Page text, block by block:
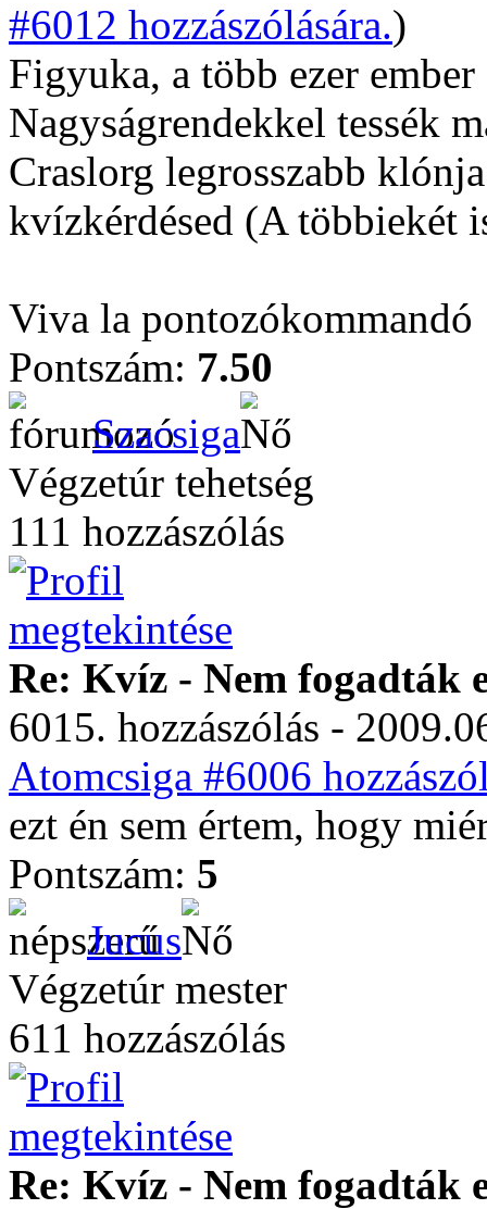
#6012 hozzászólására.)
Figyuka, a több ezer
Nagyságrendekkel tessék
Craslorg legrosszabb
kvízkérdésed (A többiekét
Viva la pontozókommandó
Pontszám: 7.50
Szacsiga
Végzetúr tehetség
111 hozzászólás
Re: Kvíz - Nem fogadták
6015. hozzászólás -
Atomcsiga #6006
ezt én sem értem, hogy
Pontszám: 5
Jucus
Végzetúr mester
611 hozzászólás
Re: Kvíz - Nem fogadták